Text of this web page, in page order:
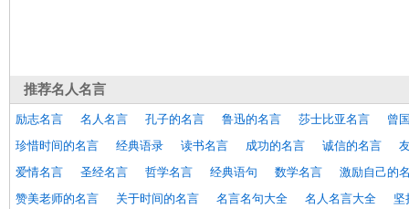
推荐名人名言
励志名言 名人名言 孔子的名言 鲁迅的名言 莎士比亚名言
曾
珍惜时间的名言
经典语录 读书名言 成功的名言 诚信的名言
爱情名言
圣经名言 哲学名言 经典语句 数学名言
激励自己的
赞美老师的名言
关于时间的名言 名言名句大全 名人名言大全
坚